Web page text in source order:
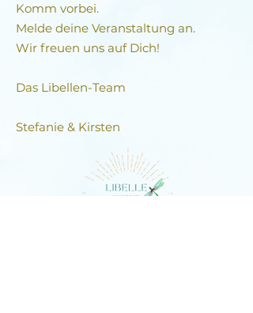
Komm vorbei.
Melde deine Veranstaltung an.
Wir freuen uns auf Dich!
Das Libellen-Team​
Stefanie & Kirsten